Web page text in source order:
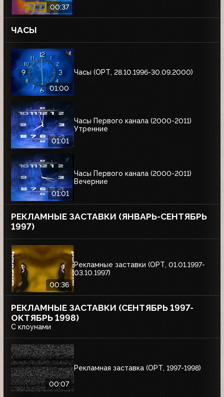
00:37
ЧАСЫ
01:00
Часы (ОРТ, 28.10.1996-30.09.2000)
01:01
Часы Первого канала (2000-2011)
Утренние
01:01
Часы Первого канала (2000-2011)
Вечерние
РЕКЛАМНЫЕ ЗАСТАВКИ (ЯНВАРЬ-СЕНТЯБРЬ
1997)
00:36
Рекламные заставки (ОРТ, 01.01.1997-
03.10.1997)
РЕКЛАМНЫЕ ЗАСТАВКИ (СЕНТЯБРЬ 1997-
ОКТЯБРЬ 1998)
С клоунами
00:07
Рекламная заставка (ОРТ, 1997-1998)